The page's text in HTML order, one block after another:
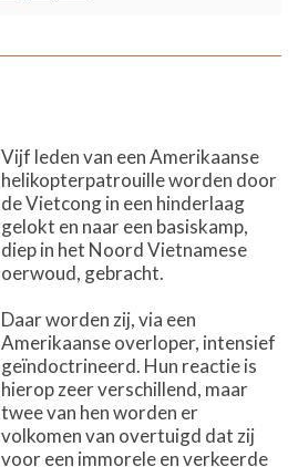
Vijf leden van een Amerikaanse
helikopterpatrouille worden door
de Vietcong in een hinderlaag
gelokt en naar een basiskamp,
diep in het Noord Vietnamese
oerwoud, gebracht.
Daar worden zij, via een
Amerikaanse overloper, intensief
geïndoctrineerd. Hun reactie is
hierop zeer verschillend, maar
twee van hen worden er
volkomen van overtuigd dat zij
voor een immorele en verkeerde